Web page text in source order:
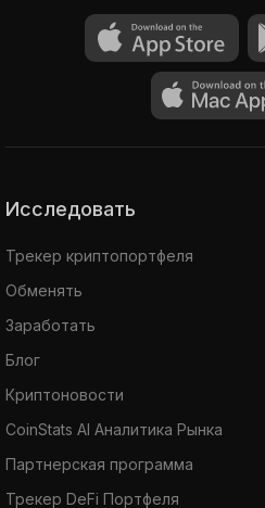
Исследовать
Трекер криптопортфеля
Обменять
Заработать
Блог
Криптоновости
CoinStats AI Аналитика Рынка
Партнерская программа
Трекер DeFi Портфеля